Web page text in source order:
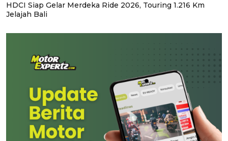
HDCI Siap Gelar Merdeka Ride 2026, Touring 1.216 Km
Jelajah Bali